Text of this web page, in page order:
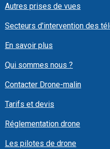
Autres prises de vues
Secteurs d'intervention des
En savoir plus
Qui sommes nous ?
Contacter Drone-malin
Tarifs et devis
Réglementation drone
Les pilotes de drone